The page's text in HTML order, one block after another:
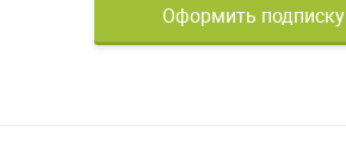
Оформить подписку